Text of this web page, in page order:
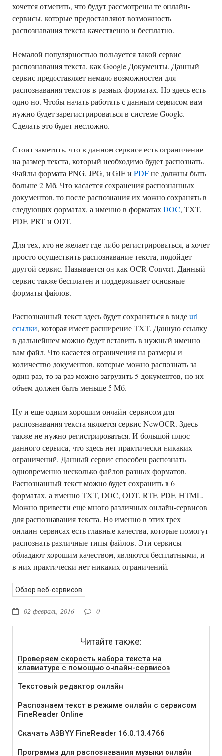
хочется отметить, что будут рассмотрены те онлайн-
сервисы, которые предоставляют возможность
распознавания текста качественно и бесплатно.
Немалой популярностью пользуется такой сервис
распознавания текста, как Google Документы. Данный
сервис предоставляет немало возможностей для
распознавания текстов в разных форматах. Но здесь есть
одно но. Чтобы начать работать с данным сервисом вам
нужно будет зарегистрироваться в системе Google.
Сделать это будет несложно.
Стоит заметить, что в данном сервисе есть ограничение
на размер текста, который необходимо будет распознать.
Файлы формата PNG, JPG, и GIF и PDFне должны быть
больше 2 Мб. Что касается сохранения распознанных
документов, то после распознания их можно сохранять в
следующих форматах, а именно в форматахDOC, TXT,
PDF, PRT и ODT.
Для тех, кто не желает где-либо регистрироваться, а хочет
просто осуществить распознавание текста, подойдет
другой сервис. Называется он как OCR Convert. Данный
сервис также бесплатен и поддерживает основные
форматы файлов.
Распознанный текст здесь будет сохраняться в видеurl
ссылки, которая имеет расширение TXT. Данную ссылку
в дальнейшем можно будет вставить в нужный именно
вам файл. Что касается ограничения на размеры и
количество документов, которые можно распознать за
один раз, то за раз можно загрузить 5 документов, но их
объем должен быть меньше 5 Мб.
Ну и еще одним хорошим онлайн-сервисом для
распознавания текста является сервис NewOCR. Здесь
также не нужно регистрироваться. И большой плюс
данного сервиса, что здесь нет практически никаких
ограничений. Данный сервис способен распознать
одновременно несколько файлов разных форматов.
Распознанный текст можно будет сохранить в 6
форматах, а именно TXT, DOC, ODT, RTF, PDF, HTML.
Можно привести еще много различных онлайн-сервисов
для распознавания текста. Но именно в этих трех
онлайн-сервисах есть главные качества, которые помогут
распознать различные типы файлов. Эти сервисы
обладают хорошим качеством, являются бесплатными, и
в них практически нет никаких ограничений.
Обзор веб-сервисов
02 февраль, 2016 0
Читайте также:
Проверяем скорость набора текста на
клавиатуре с помощью онлайн-сервисов
Текстовый редактор онлайн
Распознаем текст в режиме онлайн с сервисом
FineReader Online
Скачать ABBYY FineReader 16.0.13.4766
Программа для распознавания музыки онлайн